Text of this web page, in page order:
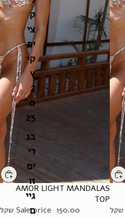
ק
צי
ית
קי
ץ
2
0
25
בג
די
ים
זו
גיי
ם
SALE
AMOR LIGHT MANDALAS
TOP
Sale price 150.00 שקל